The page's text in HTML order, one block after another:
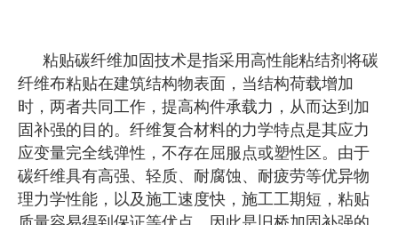
粘贴碳纤维加固技术是指采用高性能粘结剂将碳
纤维布粘贴在建筑结构物表面，当结构荷载增加
时，两者共同工作，提高构件承载力，从而达到加
固补强的目的。纤维复合材料的力学特点是其应力
应变量完全线弹性，不存在屈服点或塑性区。由于
碳纤维具有高强、轻质、耐腐蚀、耐疲劳等优异物
理力学性能，以及施工速度快，施工工期短，粘贴